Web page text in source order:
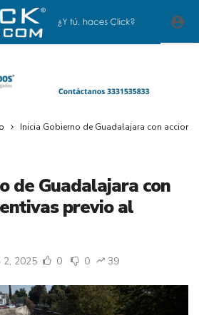
Inicia Gobierno de Guadalajara con
de Guadalajara con
previo al
2025 0 0 39